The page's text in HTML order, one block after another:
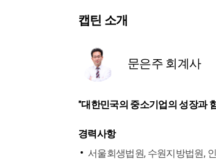
캡틴 소개
문은주 회계사
"대한민국의 중소기업의 성장과
경력사항
서울회생법원, 수원지방법원,